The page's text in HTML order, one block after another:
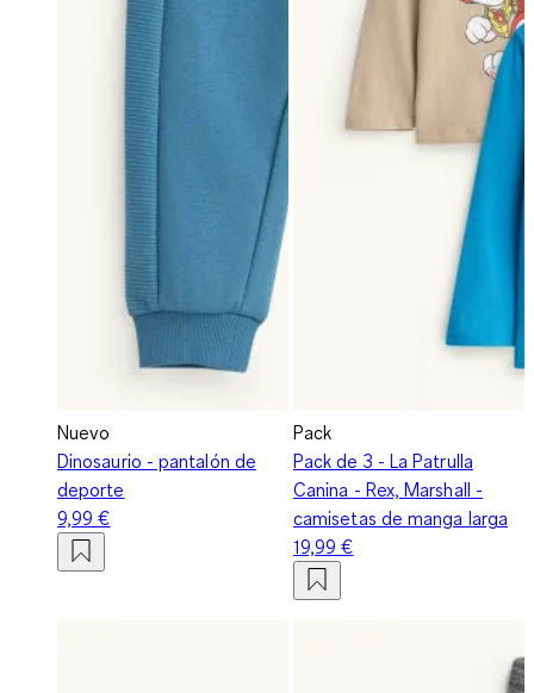
Nuevo
Dinosaurio - pantalón de
deporte
9,99 €
Pack
Pack de 3 - La Patrulla
Canina - Rex, Marshall -
camisetas de manga larga
19,99 €